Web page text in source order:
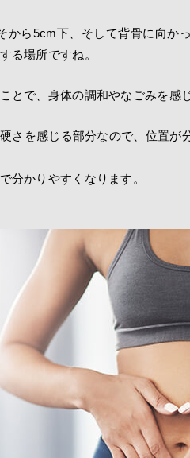
から5cm下、そして背骨に向か
る場所ですね。
とで、身体の調和やなごみを感
さを感じる部分なので、位置
分かりやすくなります。